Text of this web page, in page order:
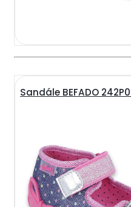
Sandále BEFADO